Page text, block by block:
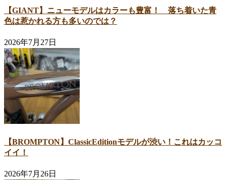
【GIANT】ニューモデルはカラーも豊富！ 落ち着いた青
色は惹かれる方も多いのでは？
2026年7月27日
【BROMPTON】ClassicEditionモデルが渋い！これはカッコ
イイ！
2026年7月26日